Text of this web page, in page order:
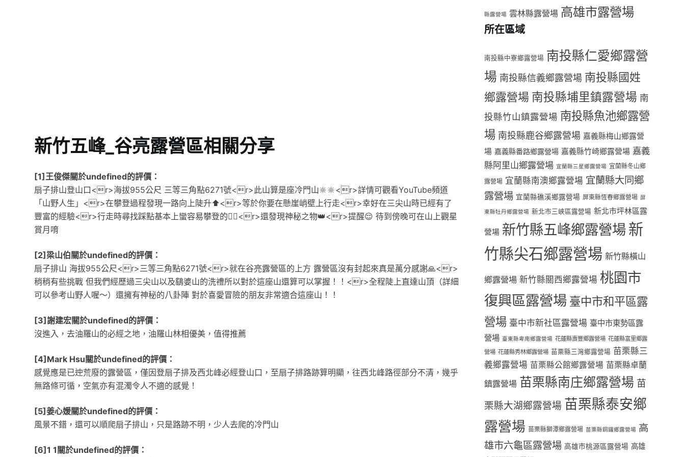
新竹五峰_谷亮露營區相關分享
[1]王俊傑關於undefined的評價：
扇子排山登山口<r>海拔955公尺 三等三角點6271號<r>此山算是座冷門山🔆🔆<r>詳情可觀看YouTube頻道
「山野人生」<r>在攀登過程發現一路向上陡升⬆️<r>等於你要在懸崖峭壁上行走<r>幸好在三尖山時已經有了
豐富的經驗<r>行走時尋找踩點基本上蠻容易攀登的🧗‍♂️<r>還發現神秘之物👑<r>提醒😌 待到傍晚可在山上觀星
賞月唷
[2]梁山伯關於undefined的評價：
扇子排山 海拔955公尺<r>三等三角點6271號<r>就在谷亮露營區的上方 露營區沒有封起來真是萬分感謝🙏<r>
稍稍有些挑戰 但我們經歷過三尖山以及鷂婆山的洗禮所以對於這座山還算可以掌握！！<r>全程陡上直達山頂（詳細
可以參考山野人喔～）還擁有神秘的八卦陣 對於喜愛冒險的朋友非常適合這座山！！
[3]謝建宏關於undefined的評價：
沒進入，去油羅山的必經之地，油羅山林相優美，值得推薦
[4]Mark Hsu關於undefined的評價：
感覺應是已迚荒廢的露營區，僅因登扇子排及西北峰必經登山口，至扇子排路跡算明顯，往西北峰路徑部分不清，幾乎
無路條可循，空氣亦有混濁令人不適的感覺！
[5]姜心媛關於undefined的評價：
風景不錯，還可以順爬扇子排山，只是路跡不明，少人去爬的冷門山
[6]1 1關於undefined的評價：
縣露營場 雲林縣露營場 高雄市露營場
所在區域
南投縣中寮鄉露營場 南投縣仁愛鄉露營
場 南投縣信義鄉露營場 南投縣國姓
鄉露營場 南投縣埔里鎮露營場 南
投縣竹山鎮露營場 南投縣魚池鄉露營
場 南投縣鹿谷鄉露營場 嘉義縣梅山鄉露營
場 嘉義縣番路鄉露營場 嘉義縣竹崎鄉露營場 嘉義
縣阿里山鄉露營場 宜蘭縣三星鄉露營場 宜蘭縣冬山鄉
露營場 宜蘭縣南澳鄉露營場 宜蘭縣大同鄉
露營場 宜蘭縣礁溪鄉露營場 屏東縣恆春鄉露營場 屏
東縣牡丹鄉露營場 新北市三峽區露營場 新北市坪林區露
營場 新竹縣五峰鄉露營場新
竹縣尖石鄉露營場 新竹縣橫山
鄉露營場 新竹縣關西鄉露營場 桃園市
復興區露營場 臺中市和平區露
營場 臺中市新社區露營場 臺中市東勢區露
營場 臺東縣卑南鄉露營場 花蓮縣壽豐鄉露營場 花蓮縣富里鄉露
營場 花蓮縣秀林鄉露營場 苗栗縣三灣鄉露營場 苗栗縣三
義鄉露營場 苗栗縣公館鄉露營場 苗栗縣卓蘭
鎮露營場 苗栗縣南庄鄉露營場 苗
栗縣大湖鄉露營場 苗栗縣泰安鄉
露營場 苗栗縣獅潭鄉露營場 苗栗縣銅鑼鄉露營場 高
雄市六龜區露營場 高雄市桃源區露營場 高雄